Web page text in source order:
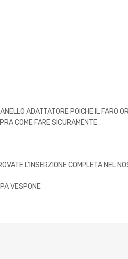
ADATTATORE POICHE IL FARO
COME FARE SICURAMENTE
L’INSERZIONE COMPLETA NEL
VESPONE